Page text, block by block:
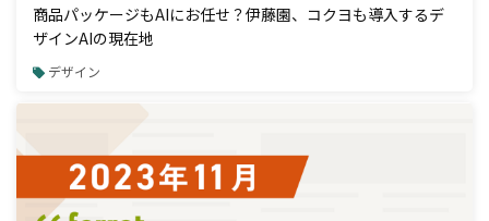
商品パッケージもAIにお任せ？伊藤園、コクヨも導入するデ
ザインAIの現在地
デザイン